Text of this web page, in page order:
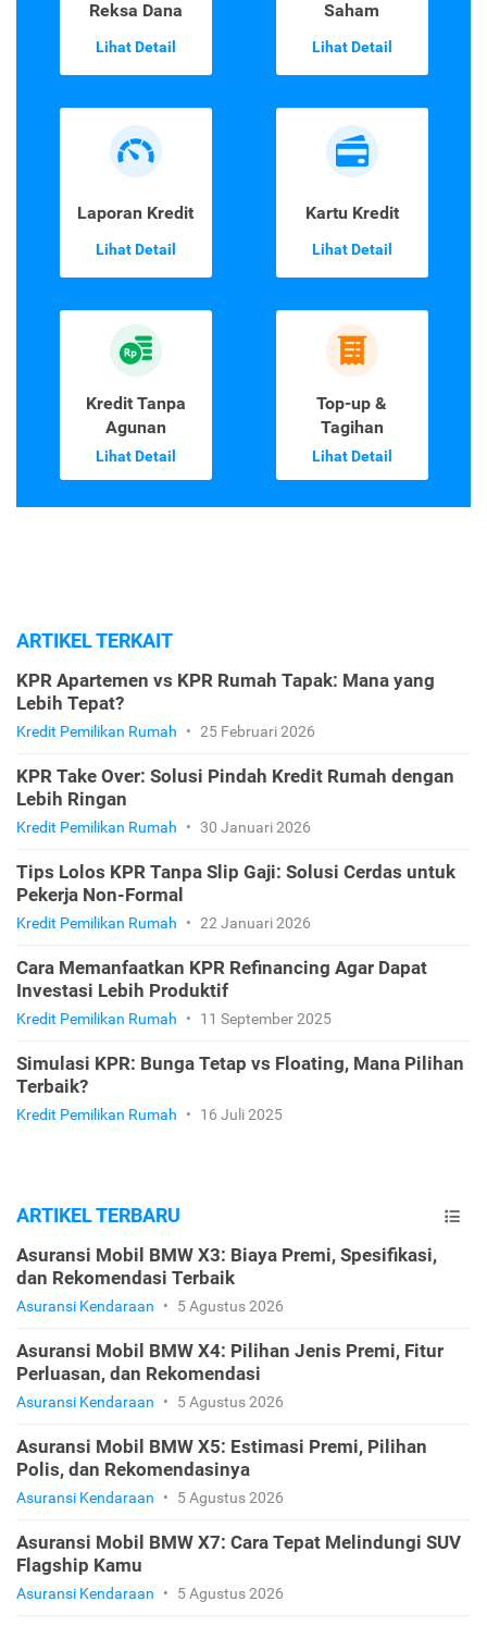
Reksa Dana
Lihat Detail
Saham
Lihat Detail
Laporan Kredit
Lihat Detail
Kartu Kredit
Lihat Detail
Kredit Tanpa
Agunan
Lihat Detail
Top-up &
Tagihan
Lihat Detail
ARTIKEL TERKAIT
KPR Apartemen vs KPR Rumah Tapak: Mana yang
Lebih Tepat?
Kredit Pemilikan Rumah • 25 Februari 2026
KPR Take Over: Solusi Pindah Kredit Rumah dengan
Lebih Ringan
Kredit Pemilikan Rumah • 30 Januari 2026
Tips Lolos KPR Tanpa Slip Gaji: Solusi Cerdas untuk
Pekerja Non-Formal
Kredit Pemilikan Rumah • 22 Januari 2026
Cara Memanfaatkan KPR Refinancing Agar Dapat
Investasi Lebih Produktif
Kredit Pemilikan Rumah • 11 September 2025
Simulasi KPR: Bunga Tetap vs Floating, Mana Pilihan
Terbaik?
Kredit Pemilikan Rumah • 16 Juli 2025
ARTIKEL TERBARU
Asuransi Mobil BMW X3: Biaya Premi, Spesifikasi,
dan Rekomendasi Terbaik
Asuransi Kendaraan • 5 Agustus 2026
Asuransi Mobil BMW X4: Pilihan Jenis Premi, Fitur
Perluasan, dan Rekomendasi
Asuransi Kendaraan • 5 Agustus 2026
Asuransi Mobil BMW X5: Estimasi Premi, Pilihan
Polis, dan Rekomendasinya
Asuransi Kendaraan • 5 Agustus 2026
Asuransi Mobil BMW X7: Cara Tepat Melindungi SUV
Flagship Kamu
Asuransi Kendaraan • 5 Agustus 2026